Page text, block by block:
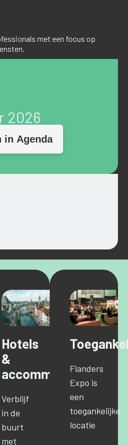
met een focus op
2026
Hotels
&
accommodaties
Verblijf
in de
buurt
met
Flanders
Expo is
een
toegankelijke
locatie